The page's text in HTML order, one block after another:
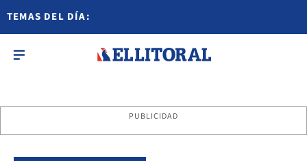
TEMAS DEL DÍA:
PUBLICIDAD